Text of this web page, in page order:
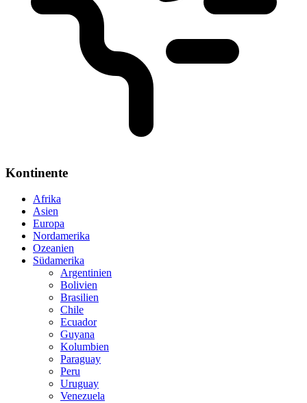
Kontinente
Afrika
Asien
Europa
Nordamerika
Ozeanien
Südamerika
Argentinien
Bolivien
Brasilien
Chile
Ecuador
Guyana
Kolumbien
Paraguay
Peru
Uruguay
Venezuela